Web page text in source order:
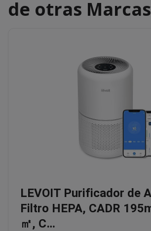
de otras Marcas
LEVOIT Purificador de
Filtro HEPA, CADR
㎡, C…